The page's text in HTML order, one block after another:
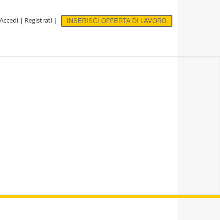
Accedi | Registrati | INSERISCI OFFERTA DI LAVORO